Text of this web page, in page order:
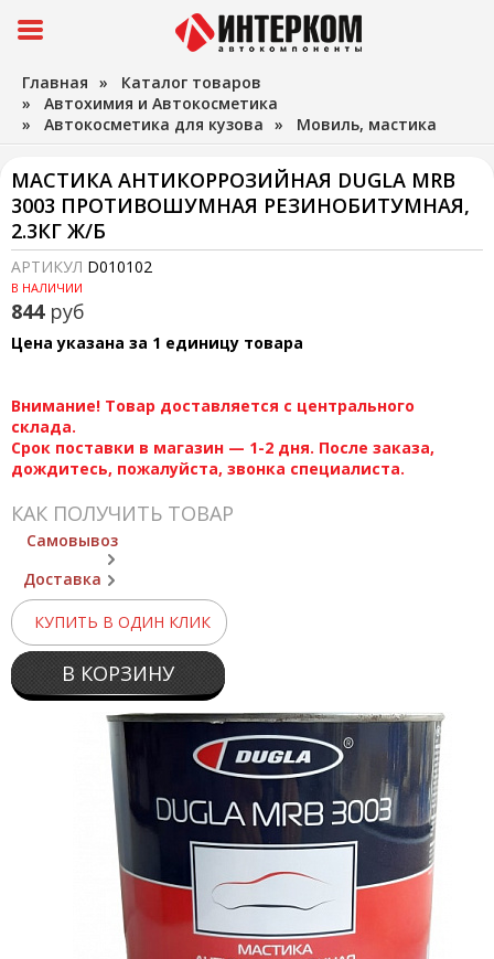
Главная » Каталог товаров
» Автохимия и Автокосметика
» Автокосметика для кузова » Мовиль, мастика
МАСТИКА АНТИКОРРОЗИЙНАЯ DUGLA MRB
3003 ПРОТИВОШУМНАЯ РЕЗИНОБИТУМНАЯ,
2.3КГ Ж/Б
АРТИКУЛ D010102
В НАЛИЧИИ
844 руб
Цена указана за 1 единицу товара
Внимание! Товар доставляется с центрального
склада.
Срок поставки в магазин — 1-2 дня. После заказа,
дождитесь, пожалуйста, звонка специалиста.
КАК ПОЛУЧИТЬ ТОВАР
Самовывоз
Доставка
КУПИТЬ В ОДИН КЛИК
В КОРЗИНУ